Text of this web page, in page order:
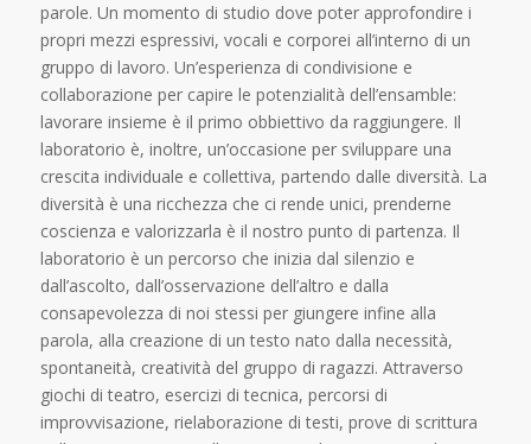
parole. Un momento di studio dove poter approfondire i
propri mezzi espressivi, vocali e corporei all’interno di un
gruppo di lavoro. Un’esperienza di condivisione e
collaborazione per capire le potenzialità dell’ensamble:
lavorare insieme è il primo obbiettivo da raggiungere. Il
laboratorio è, inoltre, un’occasione per sviluppare una
crescita individuale e collettiva, partendo dalle diversità. La
diversità è una ricchezza che ci rende unici, prenderne
coscienza e valorizzarla è il nostro punto di partenza. Il
laboratorio è un percorso che inizia dal silenzio e
dall’ascolto, dall’osservazione dell’altro e dalla
consapevolezza di noi stessi per giungere infine alla
parola, alla creazione di un testo nato dalla necessità,
spontaneità, creatività del gruppo di ragazzi. Attraverso
giochi di teatro, esercizi di tecnica, percorsi di
improvvisazione, rielaborazione di testi, prove di scrittura